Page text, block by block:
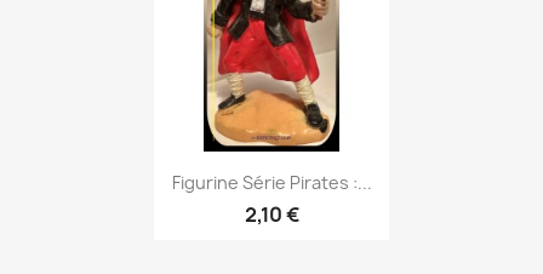
Aperçu rapide
Figurine Série Pirates :...
2,10 €